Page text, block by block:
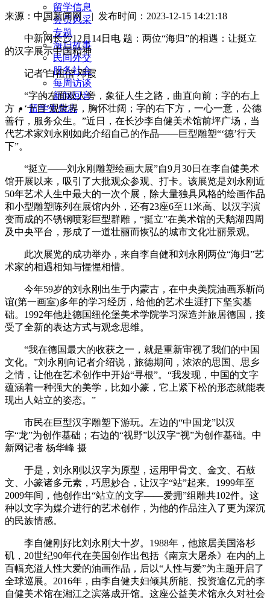
留学信息
会员风采
专题
海归故事
民间外交
服务社会
每周访谈
新闻回音
留学生杂志
来源：中国新闻网 | 发布时间：2023-12-15 14:21:18
中新网长沙12月14日电 题：两位“海归”的相遇：让挺立
的汉字展示中国精神
记者 白祖偕 邓霞
“字的左面双人旁，象征人生之路，曲直向前；字的右上
方，‘十目’观世界，胸怀壮阔；字的右下方，一心一意，公德
善行，服务众生。”近日，在长沙李自健美术馆前坪广场，当
代艺术家刘永刚如此介绍自己的作品——巨型雕塑“‘德’行天
下”。
“挺立——刘永刚雕塑绘画大展”自9月30日在李自健美术
馆开展以来，吸引了大批观众参观、打卡。该展览是刘永刚近
50年艺术人生中最大的一次个展，除大量独具风格的绘画作品
和小型雕塑陈列在展馆内外，还有23座6至11米高、以汉字演
变而成的不锈钢喷彩巨型群雕，“挺立”在美术馆的天鹅湖四周
及中央平台，形成了一道壮丽而恢弘的城市文化壮丽景观。
此次展览的成功举办，来自李自健和刘永刚两位“海归”艺
术家的相遇相知与惺惺相惜。
今年59岁的刘永刚出生于内蒙古，在中央美院油画系靳尚
谊(第一画室)多年的学习经历，给他的艺术生涯打下坚实基
础。1992年他赴德国纽伦堡美术学院学习深造并旅居德国，接
受了全新的表达方式与观念思维。
“我在德国最大的收获之一，就是重新审视了我们的中国
文化。”刘永刚向记者介绍说，旅德期间，浓浓的思国、思乡
之情，让他在艺术创作中开始“寻根”。“我发现，中国的文字
蕴涵着一种强大的美学，比如小篆，它上紧下松的形态就能表
现出人站立的姿态。”
市民在巨型汉字雕塑下游玩。左边的“中国龙”以汉
字“龙”为创作基础；右边的“视野”以汉字“视”为创作基础。中
新网记者 杨华峰 摄
于是，刘永刚以汉字为原型，运用甲骨文、金文、石鼓
文、小篆诸多元素，巧思妙合，让汉字“站”起来。1999年至
2009年间，他创作出“站立的文字——爱拥”组雕共102件。这
种以文字为媒介进行的艺术创作，为他的作品注入了更为深沉
的民族情感。
李自健刚好比刘永刚大十岁。1988年，他旅居美国洛杉
矶，20世纪90年代在美国创作出包括《南京大屠杀》在内的上
百幅充溢人性大爱的油画作品，后以“人性与爱”为主题开启了
全球巡展。2016年，由李自健夫妇倾其所能、投资逾亿元的李
自健美术馆在湘江之滨落成开馆。这座公益美术馆永久对社会